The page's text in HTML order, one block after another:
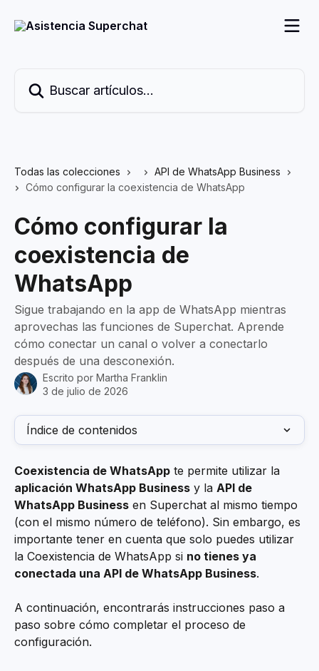
Todas las colecciones
API de WhatsApp Business
Cómo configurar la coexistencia de WhatsApp
Cómo configurar la
coexistencia de
WhatsApp
Sigue trabajando en la app de WhatsApp mientras
aprovechas las funciones de Superchat. Aprende
cómo conectar un canal o volver a conectarlo
después de una desconexión.
Escrito por Martha Franklin
3 de julio de 2026
Índice de contenidos
Coexistencia de WhatsApp te permite utilizar la
aplicación WhatsApp Business y la API de
WhatsApp Business en Superchat al mismo tiempo
(con el mismo número de teléfono). Sin embargo, es
importante tener en cuenta que solo puedes utilizar
la Coexistencia de WhatsApp si no tienes ya
conectada una API de WhatsApp Business.
A continuación, encontrarás instrucciones paso a
paso sobre cómo completar el proceso de
configuración.